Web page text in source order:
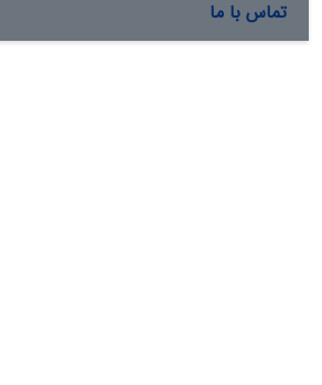
تماس با ما